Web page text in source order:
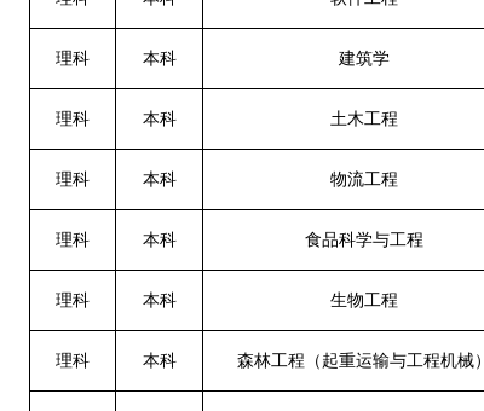
理科 本科 建筑学
理科 本科 土木工程
理科 本科 物流工程
理科 本科 食品科学与工程
理科 本科 生物工程
理科 本科 森林工程（起重运输与工程机械）